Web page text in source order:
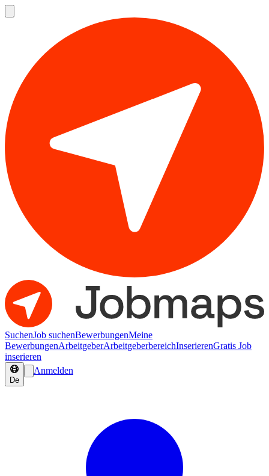
SuchenJob suchenBewerbungenMeine
BewerbungenArbeitgeberArbeitgeberbereichInserierenGratis Job
inserieren
De
Anmelden